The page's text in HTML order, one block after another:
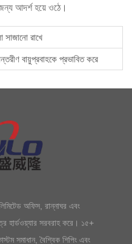
আদর্শ হয়ে ওঠে।
রাখে
বায়ুপ্রবাহকে প্রভাবিত করে
অফিস, রান্নাঘর এবং
হার্ডওয়্যার সরবরাহ করে। ১৫+
সমাধান, বৈশ্বিক শিপিং এবং